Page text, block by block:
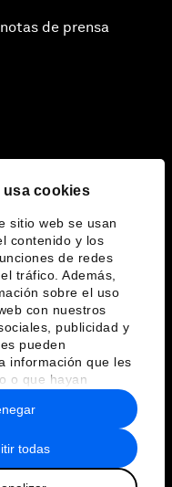
usa cookies
sitio web se usan
contenido y los
de redes
tráfico. Además,
sobre el uso
con nuestros
publicidad y
pueden
información que les
o que hayan
uso que haya
todas
de prensa
de uso